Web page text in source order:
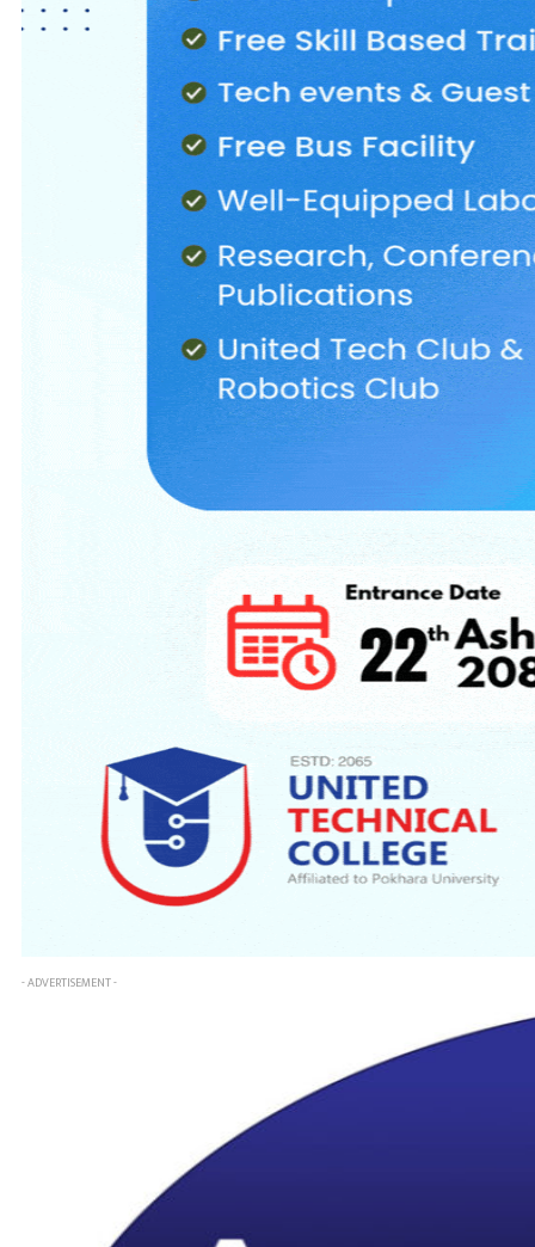
- ADVERTISEMENT -